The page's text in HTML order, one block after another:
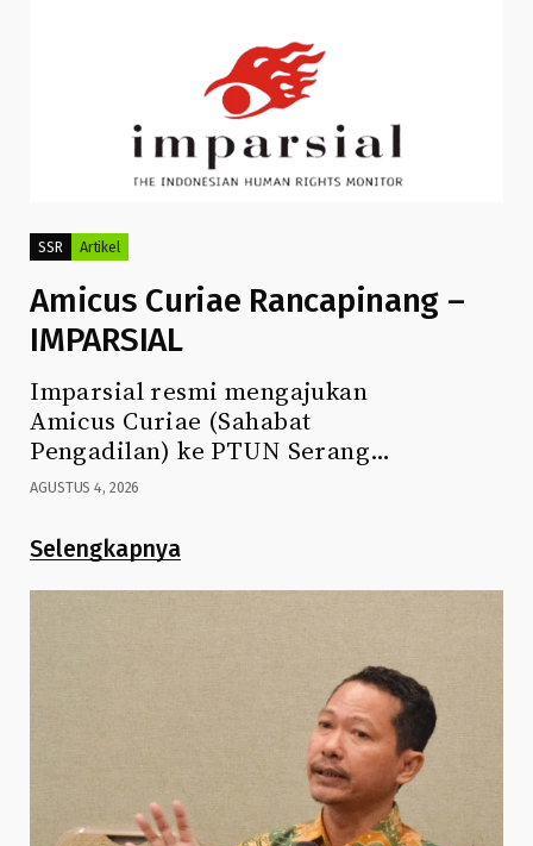
SSR Artikel
Amicus Curiae Rancapinang –
IMPARSIAL
Imparsial resmi mengajukan
Amicus Curiae (Sahabat
Pengadilan) ke PTUN Serang…
AGUSTUS 4, 2026
Selengkapnya